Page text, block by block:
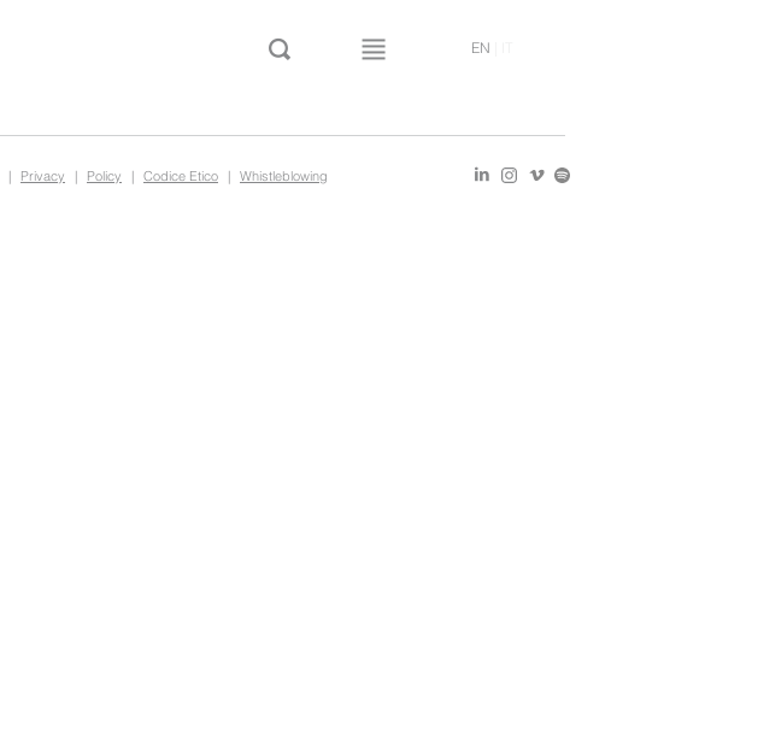
EN
| Privacy | Policy | Codice Etico | Whistleblowing